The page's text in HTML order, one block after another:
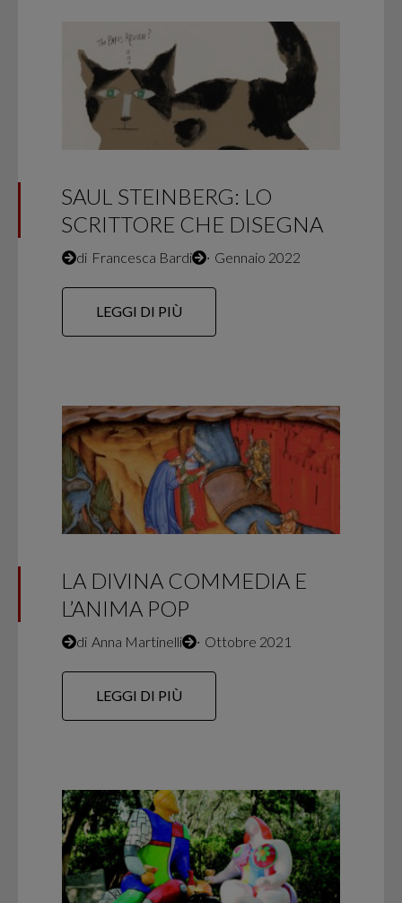
SAUL STEINBERG: LO
SCRITTORE CHE DISEGNA
di Francesca Bardi ∙ Gennaio 2022
LEGGI DI PIÙ
LA DIVINA COMMEDIA E
L’ANIMA POP
di Anna Martinelli ∙ Ottobre 2021
LEGGI DI PIÙ